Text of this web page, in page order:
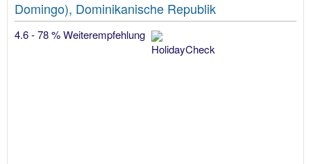
Domingo), Dominikanische Republik
4.6 - 78 % Weiterempfehlung